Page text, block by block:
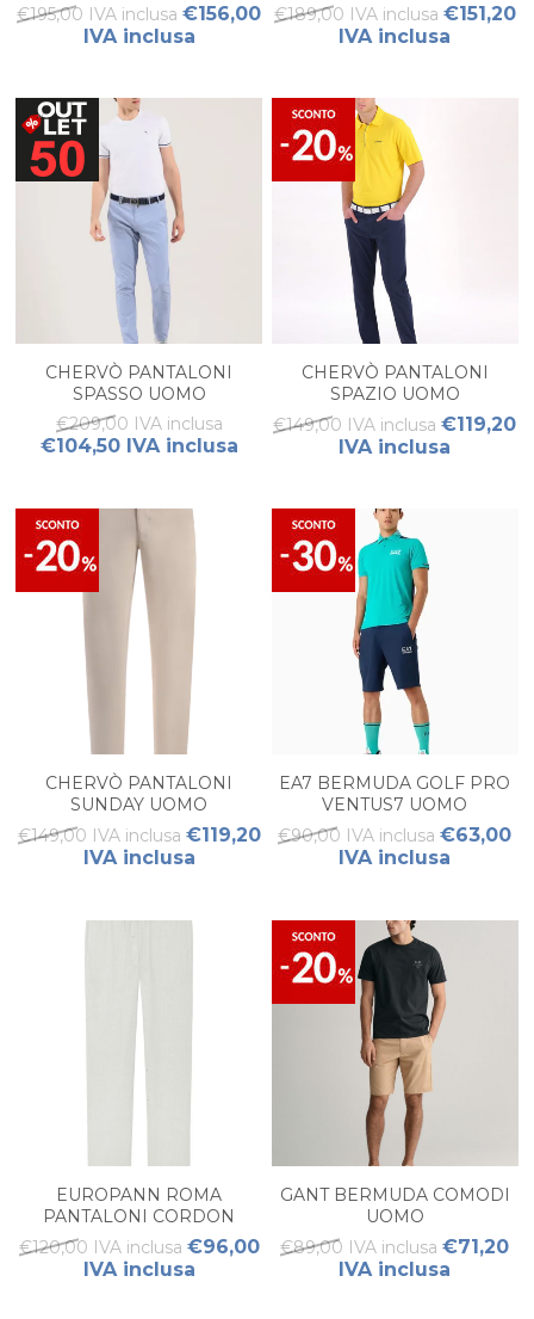
€195,00 IVA inclusa €156,00
IVA inclusa
€189,00 IVA inclusa €151,20
IVA inclusa
CHERVÒ PANTALONI
SPASSO UOMO
€209,00 IVA inclusa
€104,50 IVA inclusa
CHERVÒ PANTALONI
SPAZIO UOMO
€149,00 IVA inclusa €119,20
IVA inclusa
CHERVÒ PANTALONI
SUNDAY UOMO
€149,00 IVA inclusa €119,20
IVA inclusa
EA7 BERMUDA GOLF PRO
VENTUS7 UOMO
€90,00 IVA inclusa €63,00
IVA inclusa
EUROPANN ROMA
PANTALONI CORDON
UOMO
€120,00 IVA inclusa €96,00
IVA inclusa
GANT BERMUDA COMODI
UOMO
€89,00 IVA inclusa €71,20
IVA inclusa